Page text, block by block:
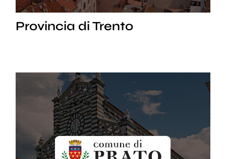
Provincia di Trento